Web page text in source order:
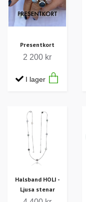
Presentkort
2 200 kr
I lager
Halsband HOLI -
Ljusa stenar